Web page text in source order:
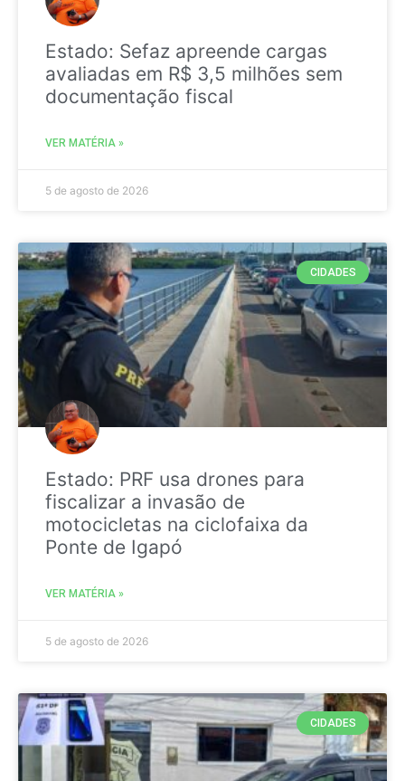
Estado: Sefaz apreende cargas
avaliadas em R$ 3,5 milhões sem
documentação fiscal
VER MATÉRIA »
5 de agosto de 2026
CIDADES
Estado: PRF usa drones para
fiscalizar a invasão de
motocicletas na ciclofaixa da
Ponte de Igapó
VER MATÉRIA »
5 de agosto de 2026
CIDADES